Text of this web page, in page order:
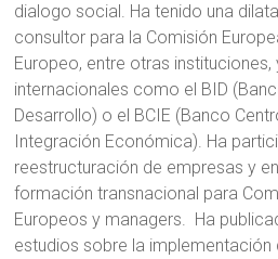
dialogo social. Ha tenido una
consultor para la Comisión
Europeo, entre otras
internacionales como el BID
Desarrollo) o el BCIE (Banco
Integración Económica). Ha
reestructuración de empresas y
formación transnacional para
Europeos y managers. Ha
estudios sobre la implementación